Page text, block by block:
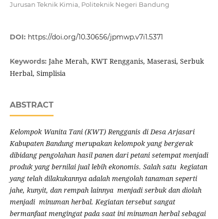
Jurusan Teknik Kimia, Politeknik Negeri Bandung
DOI: https://doi.org/10.30656/jpmwp.v7i1.5371
Keywords: Jahe Merah, KWT Rengganis, Maserasi, Serbuk
Herbal, Simplisia
ABSTRACT
Kelompok Wanita Tani (KWT) Rengganis di Desa Arjasari
Kabupaten Bandung merupakan kelompok yang bergerak
dibidang pengolahan hasil panen dari petani setempat menjadi
produk yang bernilai jual lebih ekonomis. Salah satu kegiatan
yang telah dilakukannya adalah mengolah tanaman seperti
jahe, kunyit, dan rempah lainnya menjadi serbuk dan diolah
menjadi minuman herbal. Kegiatan tersebut sangat
bermanfaat mengingat pada saat ini minuman herbal sebagai